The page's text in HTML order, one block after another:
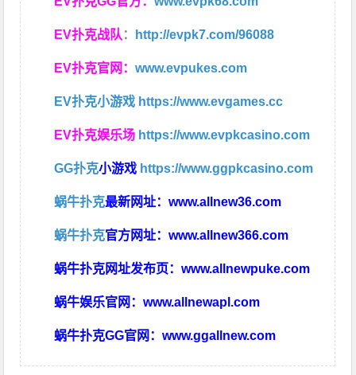
EV扑克战队 ： http://evpk7.com/96088
EV扑克官网：www.evpukes.com
EV扑克小游戏 https://www.evgames.cc
EV扑克娱乐场 https://www.evpkcasino.com
GG扑克小游戏 https://www.ggpkcasino.com
蜗牛扑克最新网址：www.allnew36.com
蜗牛扑克官方网址：www.allnew366.com
蜗牛扑克网址发布页：www.allnewpuke.com
蜗牛娱乐官网：www.allnewapl.com
蜗牛扑克GG官网：www.ggallnew.com